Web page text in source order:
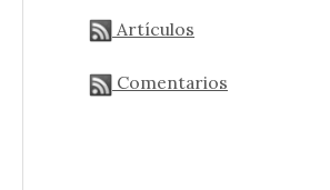
Artículos
Comentarios